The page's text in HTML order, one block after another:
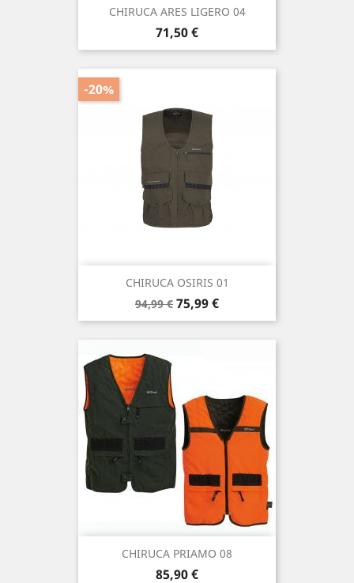
CHIRUCA ARES LIGERO 04
Precio
71,50 €
CHIRUCA OSIRIS 01
Precio
base
94,99 € Precio
75,99 €
-20%
CHIRUCA PRIAMO 08
Precio
85,90 €